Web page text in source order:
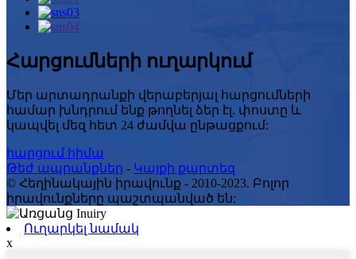
Հարցումների ուղարկում
Մեր արտադրանքի վերաբերյալ հարցումների
համար խնդրում ենք թողնել ձեր էլ. փոստը և
կապվել մեզ հետ 24 ժամվա ընթացքում:
հարցում հիմա
Թեժ ապրանքներ - Կայքի քարտեզ
© Հեղինակային իրավունք - 2010-2023. Բոլոր
իրավունքները պաշտպանված են:
Ուղարկել նամակ
x